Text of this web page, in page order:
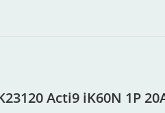
Acti9 iK60N 1P